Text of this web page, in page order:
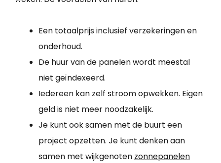
Een totaalprijs inclusief verzekeringen en
onderhoud.
De huur van de panelen wordt meestal
niet geïndexeerd.
Iedereen kan zelf stroom opwekken. Eigen
geld is niet meer noodzakelijk.
Je kunt ook samen met de buurt een
project opzetten. Je kunt denken aan
samen met wijkgenoten zonnepanelen